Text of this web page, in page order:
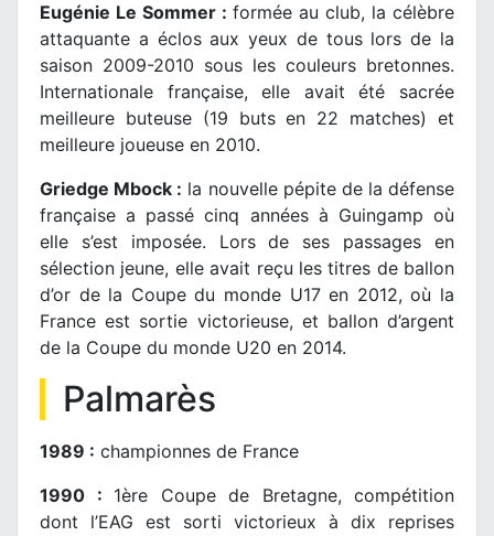
Eugénie Le Sommer : formée au club, la célèbre
attaquante a éclos aux yeux de tous lors de la
saison 2009-2010 sous les couleurs bretonnes.
Internationale française, elle avait été sacrée
meilleure buteuse (19 buts en 22 matches) et
meilleure joueuse en 2010.
Griedge Mbock : la nouvelle pépite de la défense
française a passé cinq années à Guingamp où
elle s’est imposée. Lors de ses passages en
sélection jeune, elle avait reçu les titres de ballon
d’or de la Coupe du monde U17 en 2012, où la
France est sortie victorieuse, et ballon d’argent
de la Coupe du monde U20 en 2014.
Palmarès
1989 : championnes de France
1990 : 1ère Coupe de Bretagne, compétition
dont l’EAG est sorti victorieux à dix reprises